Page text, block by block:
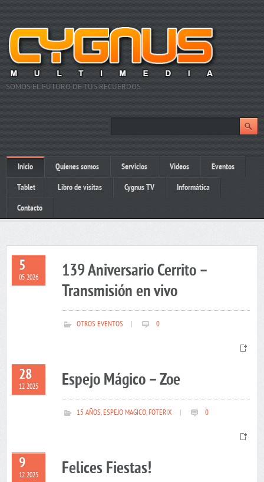
SOMOS EL FUTURO DE TUS RECUERDOS…
Inicio Quienes somos Servicios Videos Eventos
Tablet Libro de visitas Cygnus TV Informática
Contacto
5
05 2026
139 Aniversario Cerrito –
Transmisión en vivo
OTROS EVENTOS 0
28
12 2025 Espejo Mágico – Zoe
15 AÑOS,ESPEJO MAGICO,FOTERIX 0
9
12 2025 Felices Fiestas!